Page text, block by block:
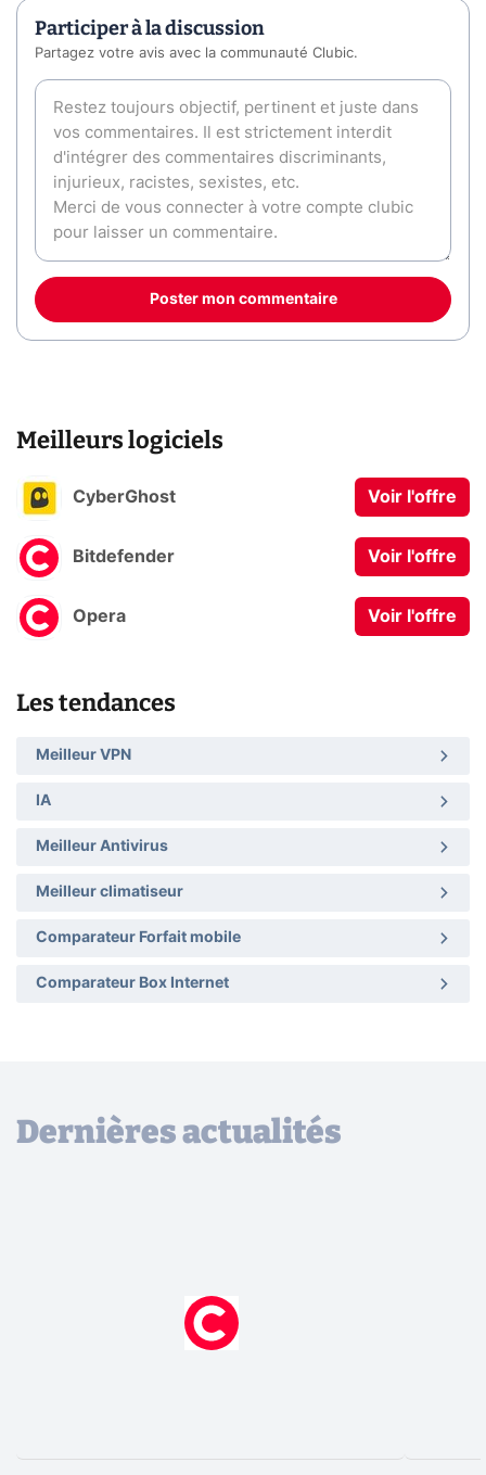
Participer à la discussion
Partagez votre avis avec la communauté Clubic.
Poster mon commentaire
Meilleurs logiciels
CyberGhost Voir l'offre
Bitdefender Voir l'offre
Opera Voir l'offre
Les tendances
Meilleur VPN
IA
Meilleur Antivirus
Meilleur climatiseur
Comparateur Forfait mobile
Comparateur Box Internet
Dernières actualités